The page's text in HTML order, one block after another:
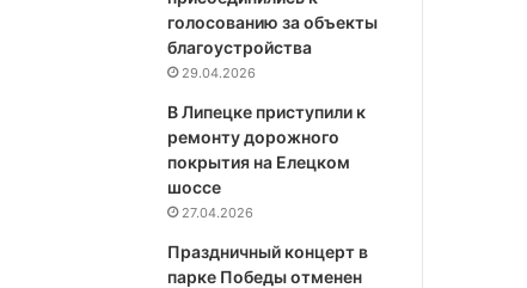
голосованию за объекты
благоустройства
29.04.2026
В Липецке приступили к
ремонту дорожного
покрытия на Елецком
шоссе
27.04.2026
Праздничный концерт в
парке Победы отменен